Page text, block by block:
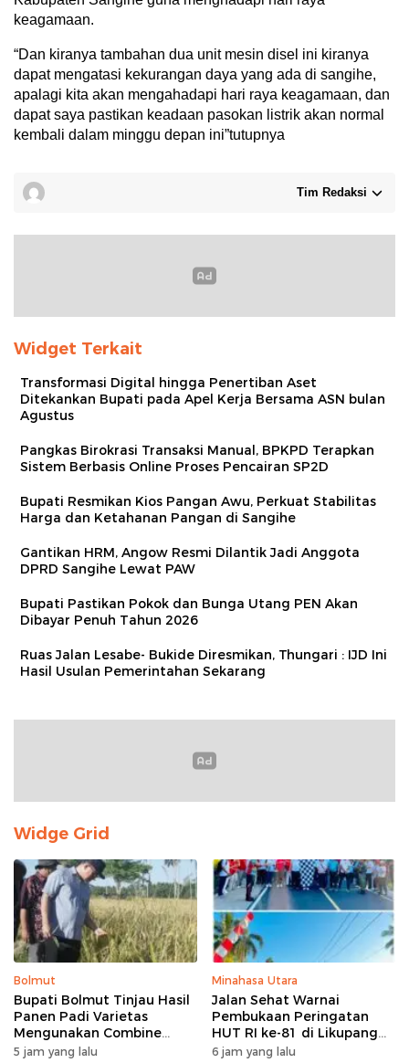
keagamaan.
“Dan kiranya tambahan dua unit mesin disel ini kiranya
dapat mengatasi kekurangan daya yang ada di sangihe,
apalagi kita akan mengahadapi hari raya keagamaan, dan
dapat saya pastikan keadaan pasokan listrik akan normal
kembali dalam minggu depan ini”tutupnya
Tim Redaksi
Widget Terkait
Transformasi Digital hingga Penertiban Aset
Ditekankan Bupati pada Apel Kerja Bersama ASN bulan
Agustus
Pangkas Birokrasi Transaksi Manual, BPKPD Terapkan
Sistem Berbasis Online Proses Pencairan SP2D
Bupati Resmikan Kios Pangan Awu, Perkuat Stabilitas
Harga dan Ketahanan Pangan di Sangihe
Gantikan HRM, Angow Resmi Dilantik Jadi Anggota
DPRD Sangihe Lewat PAW
Bupati Pastikan Pokok dan Bunga Utang PEN Akan
Dibayar Penuh Tahun 2026
Ruas Jalan Lesabe- Bukide Diresmikan, Thungari : IJD Ini
Hasil Usulan Pemerintahan Sekarang
Widge Grid
Bolmut
Bupati Bolmut Tinjau Hasil
Panen Padi Varietas
Mengunakan Combine
Harvester
5 jam yang lalu
Minahasa Utara
Jalan Sehat Warnai
Pembukaan Peringatan
HUT RI ke-81 di Likupang
Barat
6 jam yang lalu